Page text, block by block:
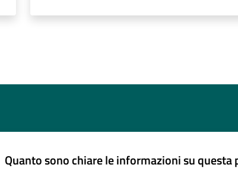
Quanto sono chiare le informazioni su questa